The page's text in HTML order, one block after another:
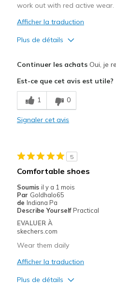
Width
Feels true
Sizing
Feels true to
work out with red active wear.
Afficher la traduction
Plus de détails
Comfortable
Stylish
Travel
Width
Sizing
View On Shoes
I'm Really
Continuer les achatsOui, je
Est-ce que cet avis est utile?
1 0
Signaler cet avis
5
Comfortable shoes
Soumis il y a 1 mois
Par Goldhalo65
de Indiana Pa
Describe Yourself Practical
EVALUER À
skechers.com
Wear them daily
Afficher la traduction
Plus de détails